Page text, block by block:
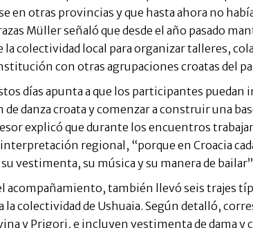
en otras provincias y que hasta ahora no
Müller señaló que desde el año pasado
la colectividad local para organizar talleres,
con otras agrupaciones croatas del
días apunta a que los participantes puedan
danza croata y comenzar a construir una
explicó que durante los encuentros
regional, “porque en Croacia
vestimenta, su música y su manera de
acompañamiento, también llevó seis trajes
la colectividad de Ushuaia. Según detalló,
y Prigori, e incluyen vestimenta de dama y